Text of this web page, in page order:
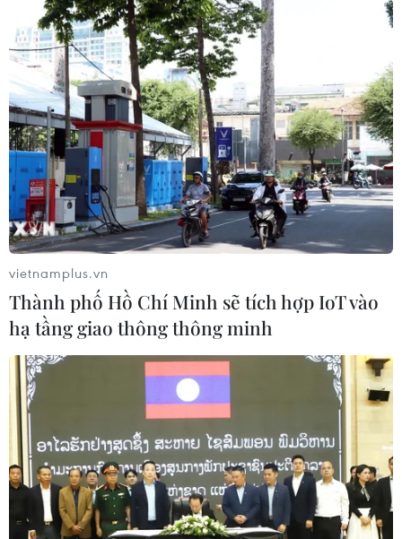
#May Nhà Bè #vụ cháy #Sóc Trăng
#công nhân
TP. Cần Thơ
Sóc Trăng
Theo dõi VietnamPlus
TIN LIÊN QUAN
vietnamplus.vn
Thành phố Hồ Chí Minh sẽ tích hợp IoT vào
hạ tầng giao thông thông minh